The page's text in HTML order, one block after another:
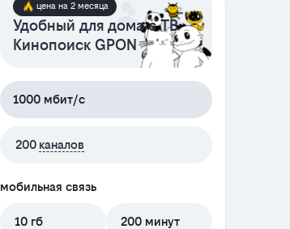
цена на 2 месяца
Удобный для дома с ТВ
Кинопоиск GPON
1000 мбит/с
200 каналов
мобильная связь
10 гб 200 минут